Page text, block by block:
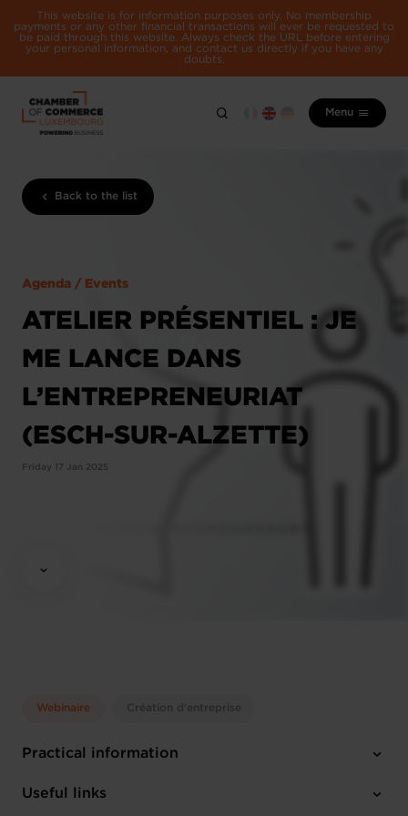
This website is for information purposes only. No membership
payments or any other financial transactions will ever be requested to
be paid through this website. Always check the URL before entering
your personal information, and contact us directly if you have any
doubts.
Menu
Back to the list
Agenda / Events
ATELIER PRÉSENTIEL : JE
ME LANCE DANS
L’ENTREPRENEURIAT
(ESCH-SUR-ALZETTE)
Friday 17 Jan 2025
Webinaire Création d'entreprise
Practical information
Friday 17 Jan 2025
Useful links